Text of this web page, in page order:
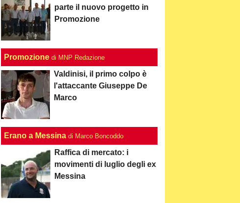
parte il nuovo progetto in
Promozione
Promozione di MNP Redazione
Valdinisi, il primo colpo è
l'attaccante Giuseppe De
Marco
Erano a Messina di Marco Boncoddo
Raffica di mercato: i
movimenti di luglio degli ex
Messina